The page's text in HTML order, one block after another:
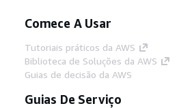
Comece A Usar
Tutoriais práticos da AWS
Biblioteca de Soluções da AWS
Guias de decisão da AWS
Guias De Serviço